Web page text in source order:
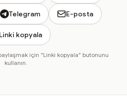
Telegram E-posta
kopyala
için "Linki kopyala" butonunu
kullanın.